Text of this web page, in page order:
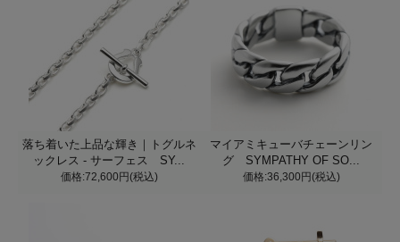
落ち着いた上品な輝き｜トグルネ
ックレス - サーフェス SY...
価格:72,600円(税込)
マイアミキューバチェーンリン
グ SYMPATHY OF SO...
価格:36,300円(税込)